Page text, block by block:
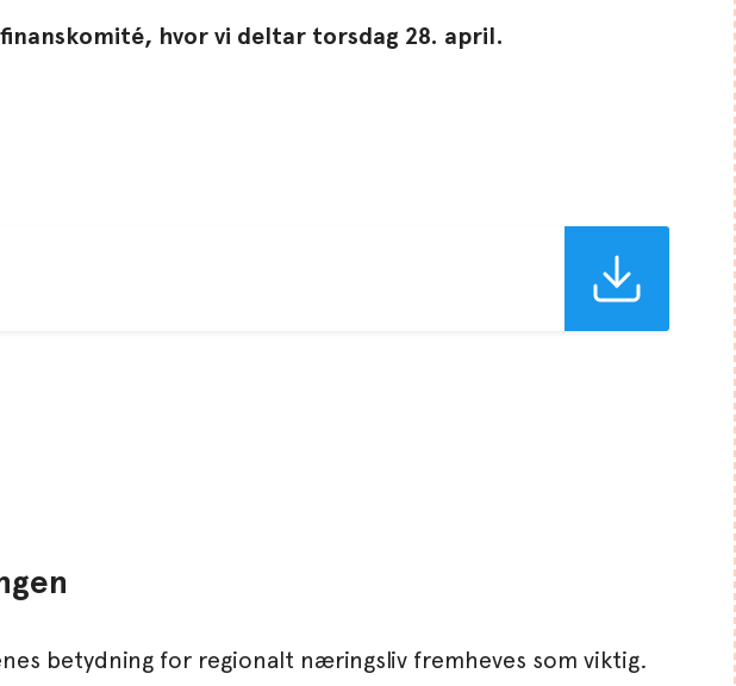
hvor vi deltar torsdag 28. april.
betydning for regionalt næringsliv fremheves som viktig.